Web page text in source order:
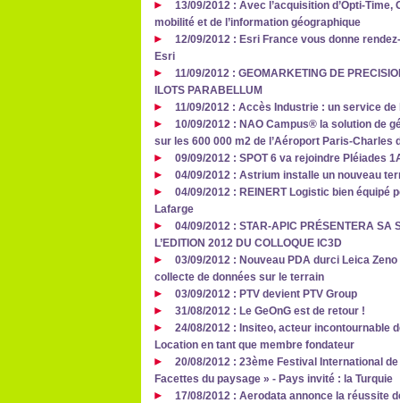
13/09/2012 : Avec l’acquisition d’Opti-
mobilité et de l’information géographique
12/09/2012 : Esri France vous donne
Esri
11/09/2012 : GEOMARKETING DE
ILOTS PARABELLUM
11/09/2012 : Accès Industrie : un service
10/09/2012 : NAO Campus® la solution de
sur les 600 000 m2 de l’Aéroport Paris-Charles
09/09/2012 : SPOT 6 va rejoindre Pléiades
04/09/2012 : Astrium installe un nouveau
04/09/2012 : REINERT Logistic bien
Lafarge
04/09/2012 : STAR-APIC PRÉSENTERA SA
L’EDITION 2012 DU COLLOQUE IC3D
03/09/2012 : Nouveau PDA durci Leica
collecte de données sur le terrain
03/09/2012 : PTV devient PTV Group
31/08/2012 : Le GeOnG est de retour !
24/08/2012 : Insiteo, acteur incontournable
Location en tant que membre fondateur
20/08/2012 : 23ème Festival International
Facettes du paysage » - Pays invité : la Turquie
17/08/2012 : Aerodata annonce la réussite